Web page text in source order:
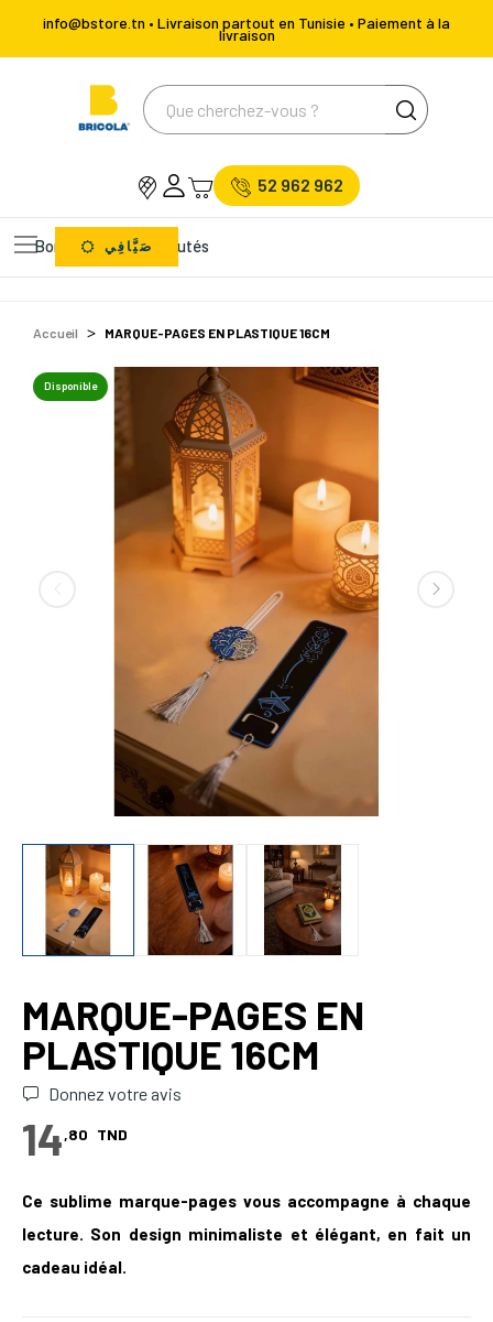
info@bstore.tn • Livraison partout en Tunisie • Paiement à la
livraison
52 962 962
Bons Plans Nouveautés
صَيَّافِي
Accueil MARQUE-PAGES EN PLASTIQUE 16CM
Disponible
MARQUE-PAGES EN
PLASTIQUE 16CM
Donnez votre avis
14,80 TND
Ce sublime marque-pages vous accompagne à chaque
lecture. Son design minimaliste et élégant, en fait un
cadeau idéal.